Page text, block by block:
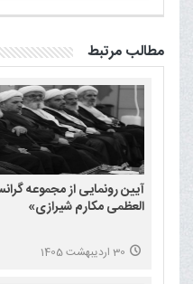
مطالب مرتبط
آیین رونمایی از مجموعه
العظمی مکارم شیرازی»
30 اردیبهشت 1405